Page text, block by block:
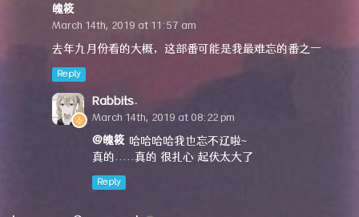
魄筱
March 14th, 2019 at 11:57 am
去年九月份看的大概，这部番可能是我最难忘的番之一
Reply
Rabbits.
March 14th, 2019 at 08:22 pm
@魄筱 哈哈哈哈我也忘不辽啦~
真的.....真的 很扎心 起伏太大了
Reply